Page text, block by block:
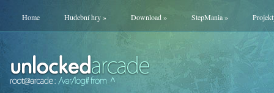
Home Hudební hry» Download» StepMania»